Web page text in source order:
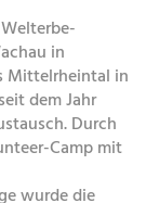
in
Mittelrheintal in
dem Jahr
Durch
Camp mit
wurde die